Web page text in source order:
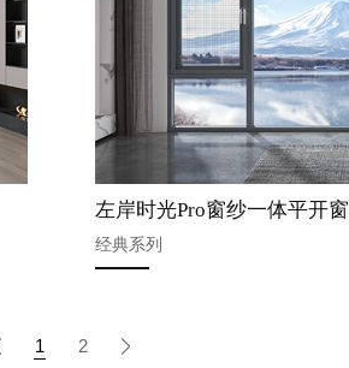
左岸时光Pro窗纱一体平开窗
经典系列
1 2